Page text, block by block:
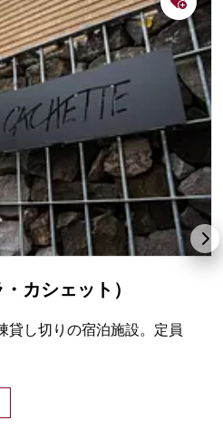
カシェット）
貸し切りの宿泊施設。定員